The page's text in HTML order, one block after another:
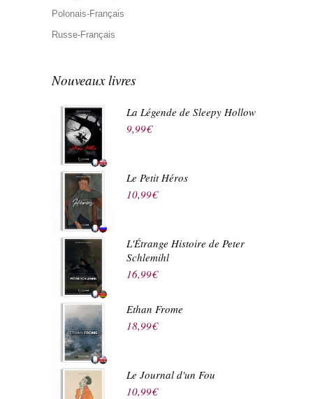
Polonais-Français
Russe-Français
Nouveaux livres
La Légende de Sleepy Hollow
9,99€
Le Petit Héros
10,99€
L'Étrange Histoire de Peter
Schlemihl
16,99€
Ethan Frome
18,99€
Le Journal d'un Fou
10,99€